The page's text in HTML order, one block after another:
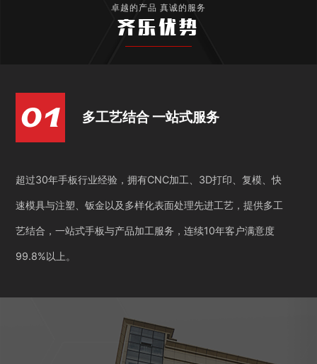
卓越的产品 真诚的服务
齐乐优势
多工艺结合 一站式服务
超过30年手板行业经验，拥有CNC加工、3D打印、复模、快
速模具与注塑、钣金以及多样化表面处理先进工艺，提供多工
艺结合，一站式手板与产品加工服务，连续10年客户满意度
99.8%以上。